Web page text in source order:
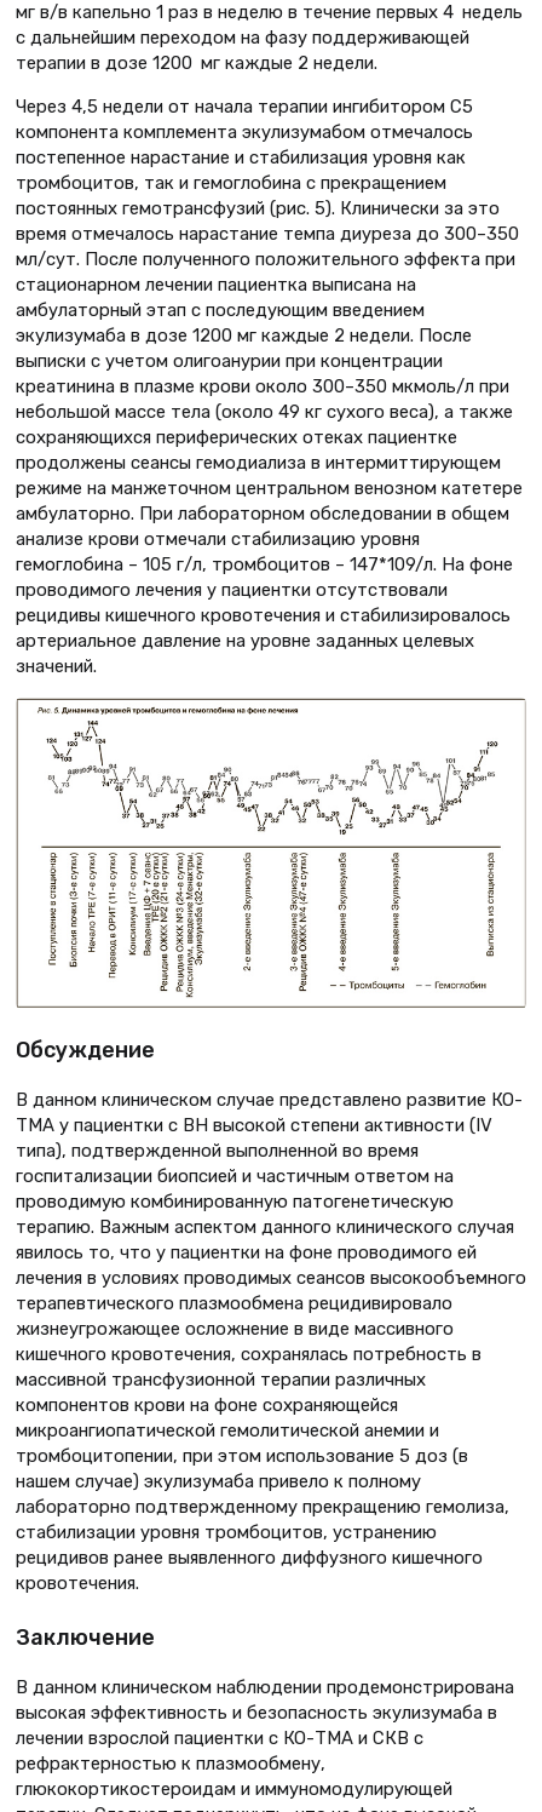
мг в/в капельно 1 раз в неделю в течение первых 4 недель
с дальнейшим переходом на фазу поддерживающей
терапии в дозе 1200 мг каждые 2 недели.
Через 4,5 недели от начала терапии ингибитором С5
компонента комплемента экулизумабом отмечалось
постепенное нарастание и стабилизация уровня как
тромбоцитов, так и гемоглобина с прекращением
постоянных гемотрансфузий (рис. 5). Клинически за это
время отмечалось нарастание темпа диуреза до 300–350
мл/сут. После полученного положительного эффекта при
стационарном лечении пациентка выписана на
амбулаторный этап с последующим введением
экулизумаба в дозе 1200 мг каждые 2 недели. После
выписки с учетом олигоанурии при концентрации
креатинина в плазме крови около 300–350 мкмоль/л при
небольшой массе тела (около 49 кг сухого веса), а также
сохраняющихся периферических отеках пациентке
продолжены сеансы гемодиализа в интермиттирующем
режиме на манжеточном центральном венозном катетере
амбулаторно. При лабораторном обследовании в общем
анализе крови отмечали стабилизацию уровня
гемоглобина – 105 г/л, тромбоцитов – 147*109/л. На фоне
проводимого лечения у пациентки отсутствовали
рецидивы кишечного кровотечения и стабилизировалось
артериальное давление на уровне заданных целевых
значений.
Обсуждение
В данном клиническом случае представлено развитие КО-
ТМА у пациентки с ВН высокой степени активности (IV
типа), подтвержденной выполненной во время
госпитализации биопсией и частичным ответом на
проводимую комбинированную патогенетическую
терапию. Важным аспектом данного клинического случая
явилось то, что у пациентки на фоне проводимого ей
лечения в условиях проводимых сеансов высокообъемного
терапевтического плазмообмена рецидивировало
жизнеугрожающее осложнение в виде массивного
кишечного кровотечения, сохранялась потребность в
массивной трансфузионной терапии различных
компонентов крови на фоне сохраняющейся
микроангиопатической гемолитической анемии и
тромбоцитопении, при этом использование 5 доз (в
нашем случае) экулизумаба привело к полному
лабораторно подтвержденному прекращению гемолиза,
стабилизации уровня тромбоцитов, устранению
рецидивов ранее выявленного диффузного кишечного
кровотечения.
Заключение
В данном клиническом наблюдении продемонстрирована
высокая эффективность и безопасность экулизумаба в
лечении взрослой пациентки с КО-ТМА и СКВ с
рефрактерностью к плазмообмену,
глюкокортикостероидам и иммуномодулирующей